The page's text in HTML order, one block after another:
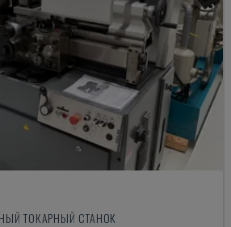
ТОКАРНЫЙ СТАНОК